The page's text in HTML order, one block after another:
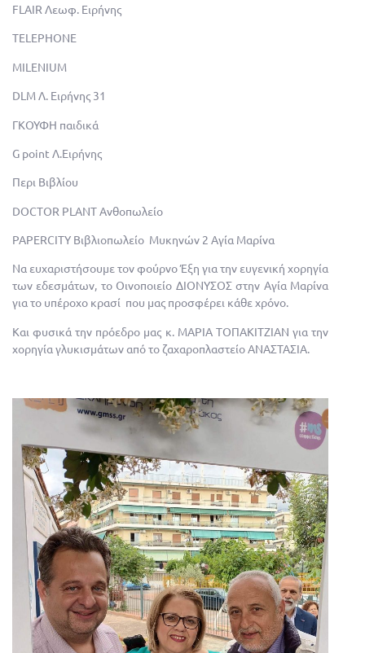
FLAIR Λεωφ. Ειρήνης
TELEPHONE
MILENIUM
DLM Λ. Ειρήνης 31
ΓΚΟΥΦΗ παιδικά
G point Λ.Ειρήνης
Περι Βιβλίου
DOCTOR PLANTΑνθοπωλείο
PAPERCITY Βιβλιοπωλείο Μυκηνών 2 Αγία Μαρίνα
Να ευχαριστήσουμε τον φούρνο Έξη για την ευγενική χορηγία
των εδεσμάτων, το Οινοποιείο ΔΙΟΝΥΣΟΣ στην Αγία Μαρίνα
για το υπέροχο κρασί που μας προσφέρει κάθε χρόνο.
Και φυσικά την πρόεδρο μας κ. ΜΑΡΙΑ ΤΟΠΑΚΙΤΖΙΑΝ για την
χορηγία γλυκισμάτων από το ζαχαροπλαστείο ΑΝΑΣΤΑΣΙΑ.